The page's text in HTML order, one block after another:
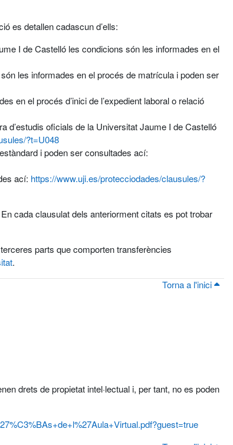
es detallen cadascun d’ells:
I de Castelló les condicions són les informades en el
les informades en el procés de matrícula i poden ser
en el procés d’inici de l’expedient laboral o relació
d’estudis oficials de la Universitat Jaume I de Castelló
?t=U048
i poden ser consultades ací:
ací: https://www.uji.es/protecciodades/clausules/?
cada clausulat dels anteriorment citats es pot trobar
parts que comporten transferències
.
Torna a l'inici
drets de propietat intel·lectual i, per tant, no es poden